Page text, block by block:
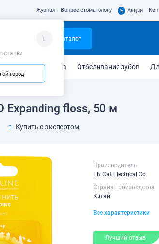
город
Журнал Вопрос стоматологу % Акции
Каталог
Защита от кариеса Отбеливание зубов
Expanding floss, 50 м
Купить с экспертом
Производитель
Fly Cat Electrical Co
Страна производства
Китай
Все характеристики
Лучший отзыв